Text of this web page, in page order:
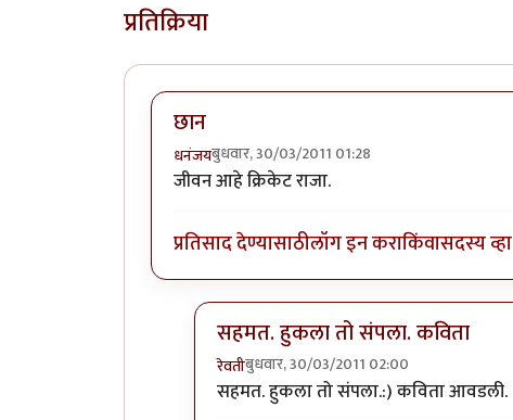
प्रतिक्रिया
छान
धनंजयबुधवार, 30/03/2011 01:28
जीवन आहे क्रिकेट राजा.
प्रतिसाद देण्यासाठीलॉग इन कराकिंवासदस्य व्हा
सहमत. हुकला तो संपला. कविता
रेवतीबुधवार, 30/03/2011 02:00
In reply toछानbyधनंजय
सहमत. हुकला तो संपला.:) कविता आवडली.